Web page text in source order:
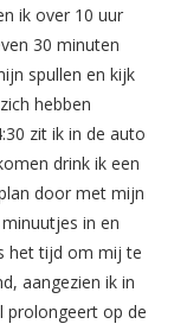
ik over 10 uur
30 minuten
spullen en kijk
hebben
zit ik in de auto
drink ik een
door met mijn
in en
het tijd om mij te
aangezien ik in
prolongeert op de